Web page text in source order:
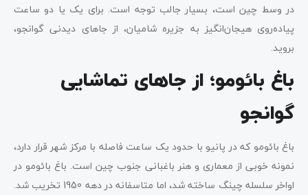
در وسط چین است، بسیار جالب توجه است. برای یک یا دو ساعت
پیاده‌روی هیجان‌انگیز به جزیره شامیان، از جاهای دیدنی گوانجو،
بروید.
باغ بائومو؛ از جاهای تماشایی
گوانجو
باغ بائومو که در پانیو با حدود یک ساعت فاصله با مرکز شهر قرار دارد،
نمونه خوبی از معماری و هنر باغبانی جنوب چین است. باغ بائومو در
اواخر سلسله چینگ ساخته شد، اما متاسفانه در دهه 1950 تخریب شد.